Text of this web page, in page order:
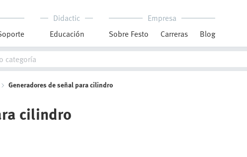
Didactic
Educación
Empresa
Sobre Festo
Carreras Blog
Generadores de señal para cilindro
cilindro